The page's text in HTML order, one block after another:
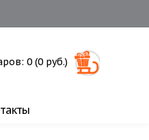
0 (0 руб.)